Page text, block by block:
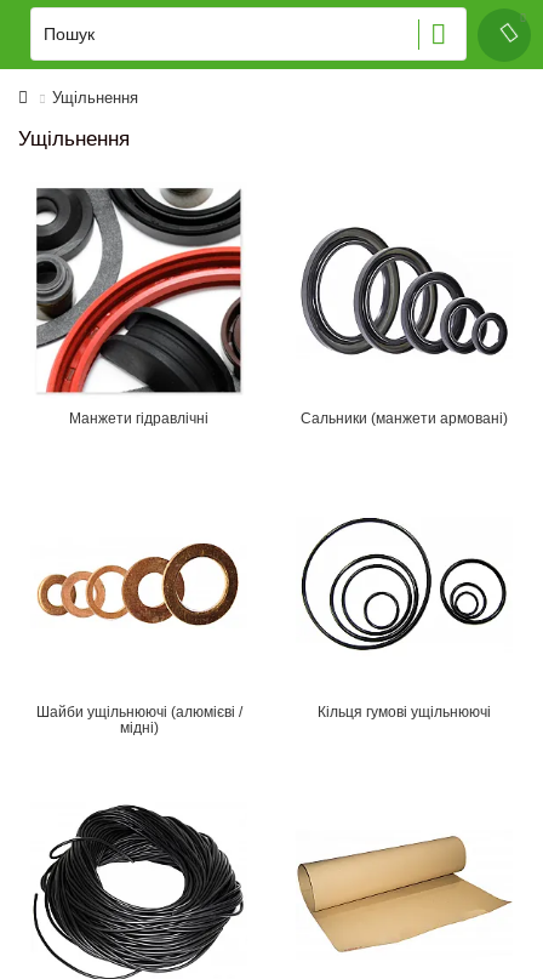
Ущільнення
Ущільнення
Манжети гідравлічні Сальники (манжети армовані)
Шайби ущільнюючі (алюмієві /
мідні)
Кільця гумові ущільнюючі